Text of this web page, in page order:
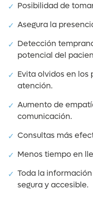
Posibilidad de
Asegura la
Detección
potencial del
Evita olvidos en los
atención.
Aumento de
comunicación.
Consultas más
Menos tiempo en
Toda la
segura y accesible.